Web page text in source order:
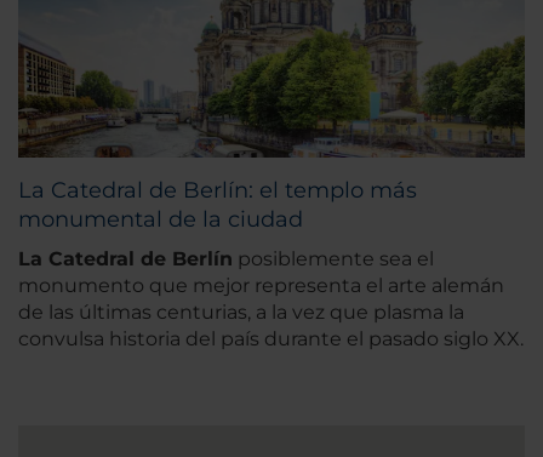
La Catedral de Berlín: el templo más
monumental de la ciudad
La Catedral de Berlín posiblemente sea el
monumento que mejor representa el arte alemán
de las últimas centurias, a la vez que plasma la
convulsa historia del país durante el pasado siglo XX.